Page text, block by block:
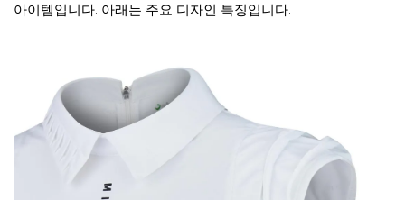
아이템입니다. 아래는 주요 디자인 특징입니다.